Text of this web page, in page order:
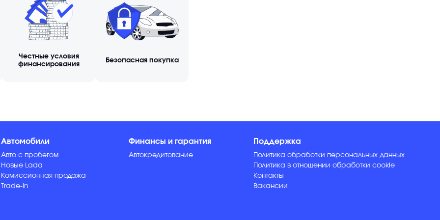
Честные условия
финансирования
Безопасная покупка
Автомобили
Авто с пробегом
Новые Lada
Комиссионная продажа
Trade-in
Финансы и гарантия
Автокредитование
Поддержка
Политика обработки персональных данных
Политика в отношении обработки cookie
Контакты
Вакансии